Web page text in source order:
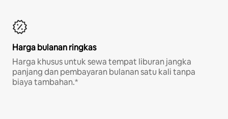
Harga bulanan ringkas
Harga khusus untuk sewa tempat liburan jangka
panjang dan pembayaran bulanan satu kali tanpa
biaya tambahan.*